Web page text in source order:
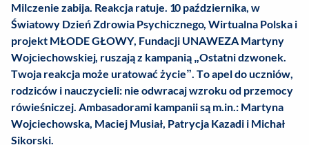
Milczenie zabija. Reakcja ratuje. 10 października, w
Światowy Dzień Zdrowia Psychicznego, Wirtualna Polska i
projekt MŁODE GŁOWY, Fundacji UNAWEZA Martyny
Wojciechowskiej, ruszają z kampanią „Ostatni dzwonek.
Twoja reakcja może uratować życie”. To apel do uczniów,
rodziców i nauczycieli: nie odwracaj wzroku od przemocy
rówieśniczej. Ambasadorami kampanii są m.in.: Martyna
Wojciechowska, Maciej Musiał, Patrycja Kazadi i Michał
Sikorski.